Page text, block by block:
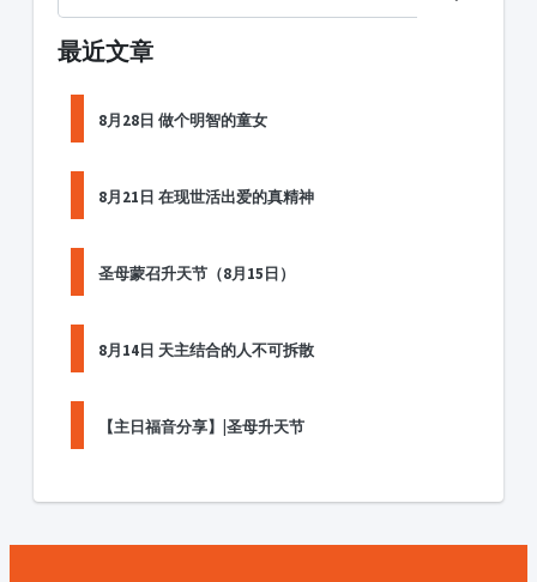
最近文章
8月28日 做个明智的童女
8月21日 在现世活出爱的真精神
圣母蒙召升天节（8月15日）
8月14日 天主结合的人不可拆散
【主日福音分享】|圣母升天节